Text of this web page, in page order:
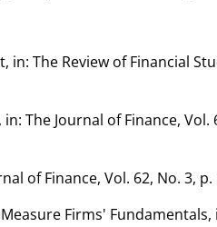
The Review of Financial
The Journal of Finance, Vol.
of Finance, Vol. 62, No. 3, p.
Firms' Fundamentals,